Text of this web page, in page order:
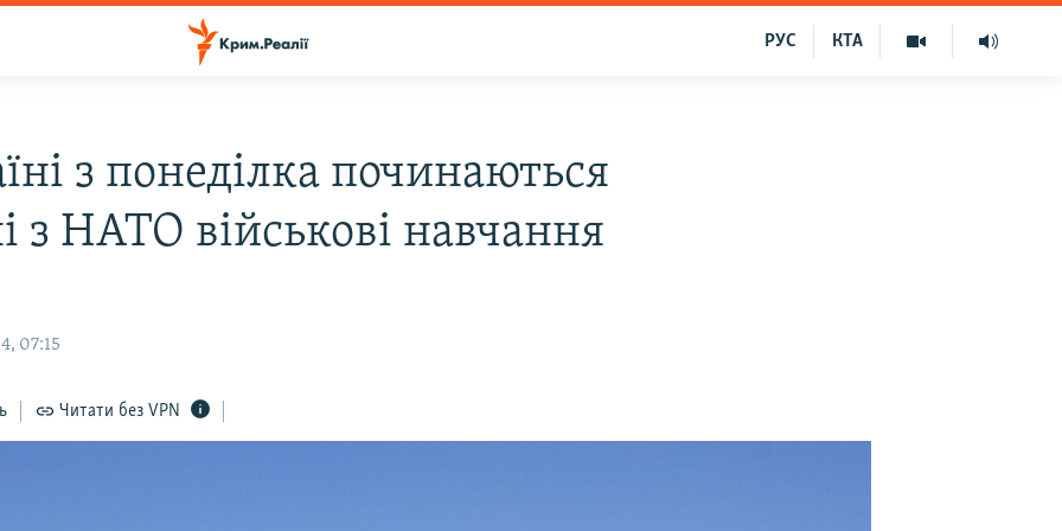
КТА
РУС
з понеділка починаються
з НАТО військові навчання
07:15
Читати без VPN